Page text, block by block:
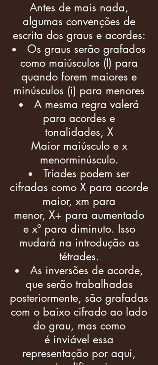
Antes de mais nada,
algumas convenções de
escrita dos graus e acordes:
Os graus serão grafados
como maiúsculos (I) para
quando forem maiores e
minúsculos (i) para menores
A mesma regra valerá
para acordes e
tonalidades, X
Maior maiúsculo e x
menorminúsculo.
Tríades podem ser
cifradas como X para acorde
maior, xm para
menor, X+ para aumentado
e xº para diminuto. Isso
mudará na introdução as
tétrades.
As inversões de acorde,
que serão trabalhadas
posteriormente, são grafadas
com o baixo cifrado ao lado
do grau, mas como
é inviável essa
representação por aqui,